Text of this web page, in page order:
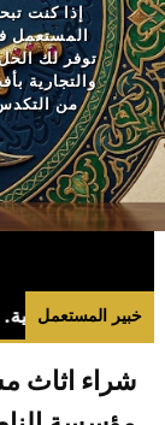
إذا كنت
المستعمل
توفر لك
والتجارية
من التكدس
خبير المستعمل
شراء اثاث